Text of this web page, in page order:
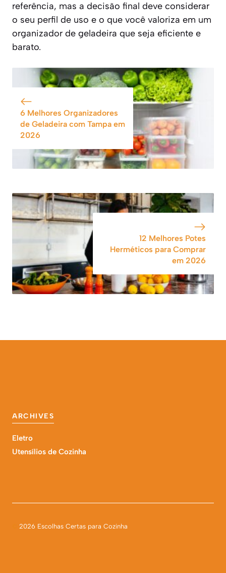
referência, mas a decisão final deve considerar
o seu perfil de uso e o que você valoriza em um
organizador de geladeira que seja eficiente e
barato.
6 Melhores Organizadores
de Geladeira com Tampa em
2026
12 Melhores Potes
Herméticos para Comprar
em 2026
ARCHIVES
Eletro
Utensílios de Cozinha
2026 Escolhas Certas para Cozinha